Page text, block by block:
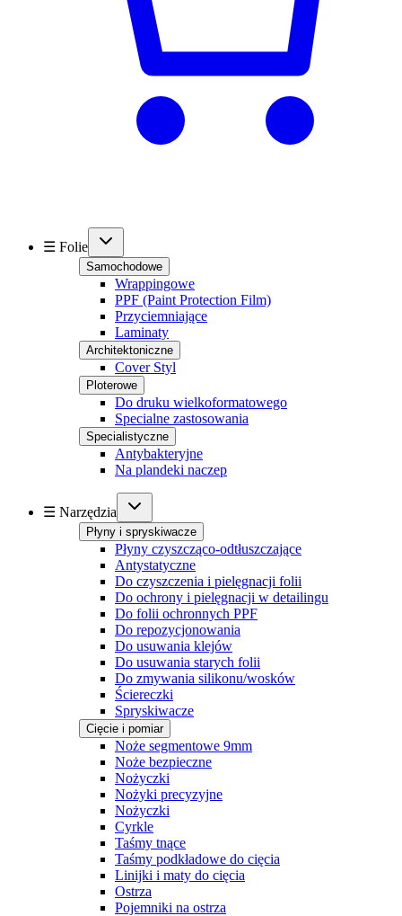
☰ Folie
Samochodowe
Wrappingowe
PPF (Paint Protection Film)
Przyciemniające
Laminaty
Architektoniczne
Cover Styl
Ploterowe
Do druku wielkoformatowego
Specialne zastosowania
Specialistyczne
Antybakteryjne
Na plandeki naczep
☰ Narzędzia
Płyny i spryskiwacze
Płyny czyszcząco-odtłuszczające
Antystatyczne
Do czyszczenia i pielęgnacji folii
Do ochrony i pielęgnacji w detailingu
Do folii ochronnych PPF
Do repozycjonowania
Do usuwania klejów
Do usuwania starych folii
Do zmywania silikonu/wosków
Ściereczki
Spryskiwacze
Cięcie i pomiar
Noże segmentowe 9mm
Noże bezpieczne
Nożyczki
Nożyki precyzyjne
Nożyczki
Cyrkle
Taśmy tnące
Taśmy podkładowe do cięcia
Linijki i maty do cięcia
Ostrza
Pojemniki na ostrza